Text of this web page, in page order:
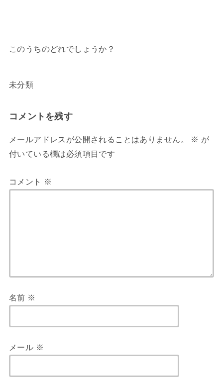
このうちのどれでしょうか？
未分類
コメントを残す
メールアドレスが公開されることはありません。 ※ が
付いている欄は必須項目です
コメント ※
名前 ※
メール ※